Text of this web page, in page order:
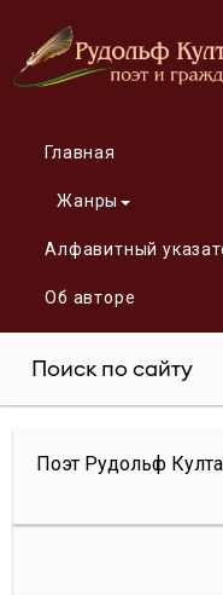
Главная
Жанры
Алфавитный
Об авторе
Поэт Рудольф